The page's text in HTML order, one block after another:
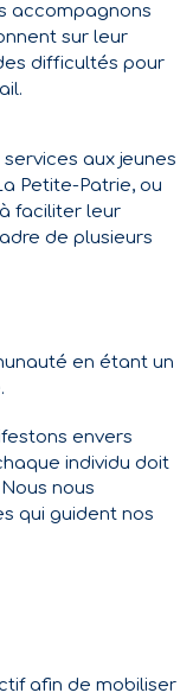
accompagnons
sur leur
difficultés pour
aux jeunes
Petite-Patrie, ou
faciliter leur
de plusieurs
en étant un
nous
qui guident nos
envers
individu doit
afin de mobiliser